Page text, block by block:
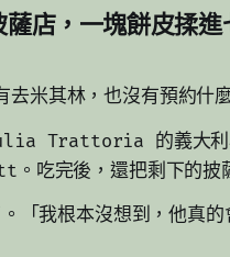
店，一塊餅皮揉
米其林，也沒有預約什
Trattoria 的義大利
吃完後，還把剩下的披
我根本沒想到，他真的